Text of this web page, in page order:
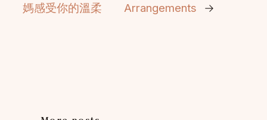
媽感受你的溫柔
Arrangements
→